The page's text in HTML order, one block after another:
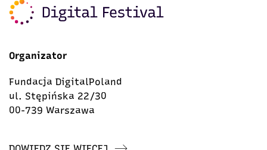
Organizator
Fundacja DigitalPoland
ul. Stępińska 22/30
00-739 Warszawa